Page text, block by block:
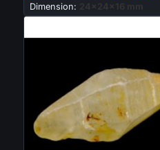
Dimension: 24x24x16 mm